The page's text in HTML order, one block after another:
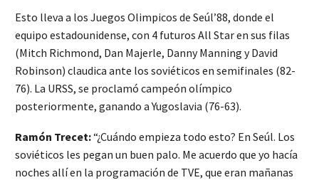
Esto lleva a los Juegos Olimpicos de Seúl’88, donde el
equipo estadounidense, con 4 futuros All Star en sus filas
(Mitch Richmond, Dan Majerle, Danny Manning y David
Robinson) claudica ante los soviéticos en semifinales (82-
76). La URSS, se proclamó campeón olímpico
posteriormente, ganando a Yugoslavia (76-63).
Ramón Trecet:“¿Cuándo empieza todo esto? En Seúl. Los
soviéticos les pegan un buen palo. Me acuerdo que yo hacía
noches allí en la programación de TVE, que eran mañanas